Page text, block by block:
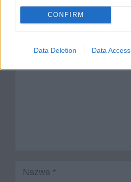
CONFIRM
Data Deletion Data Access
Dodaj komentarz